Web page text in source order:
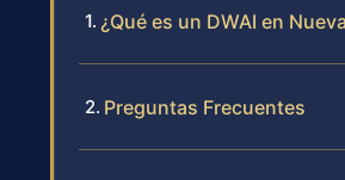
¿Qué es un DWAI en
Preguntas Frecuentes